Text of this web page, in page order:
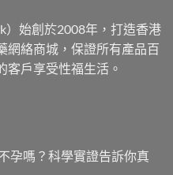
）始創於2008年，打造香港
網絡商城，保證所有產品百
客戶享受性福生活。
孕嗎？科學實證告訴你真